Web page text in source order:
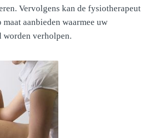
Vervolgens kan de fysiotherapeut
aanbieden waarmee uw
verholpen.